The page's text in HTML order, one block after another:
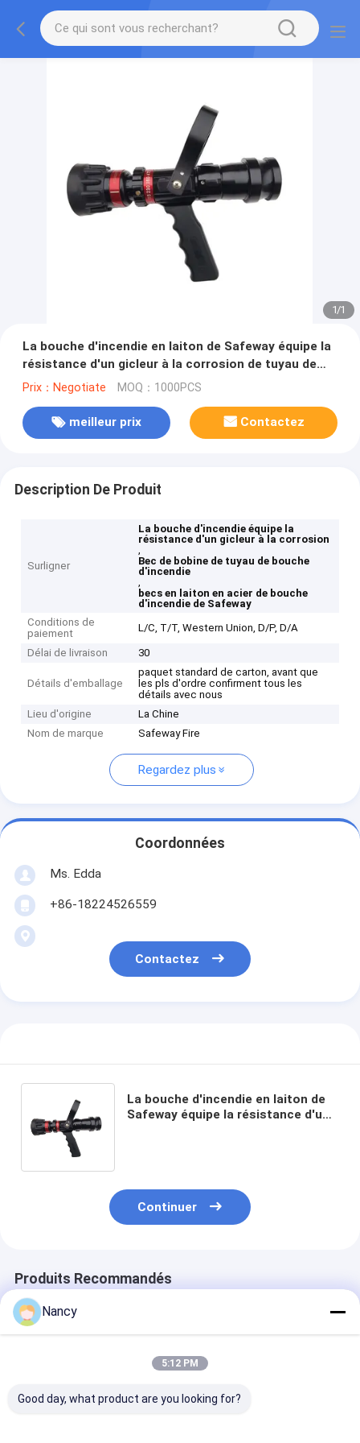
1/1
La bouche d'incendie en laiton de Safeway équipe la
résistance d'un gicleur à la corrosion de tuyau de
bec argenté de bobine
Prix：Negotiate MOQ：1000PCS
meilleur prix Contactez
Description De Produit
Surligner
La bouche d'incendie équipe la
résistance d'un gicleur à la corrosion
,
Bec de bobine de tuyau de bouche
d'incendie
,
becs en laiton en acier de bouche
d'incendie de Safeway
Conditions de
paiement
L/C, T/T, Western Union, D/P, D/A
Délai de livraison 30
Détails d'emballage
paquet standard de carton, avant que
les pls d'ordre confirment tous les
détails avec nous
Lieu d'origine
La Chine
Nom de marque
Safeway Fire
Regardez plus
Coordonnées
Ms. Edda
+86-18224526559
Contactez
La bouche d'incendie en laiton de
Safeway équipe la résistance d'un
Continuer
Produits Recommandés
Nancy
5:12 PM
Good day, what product are you looking for?